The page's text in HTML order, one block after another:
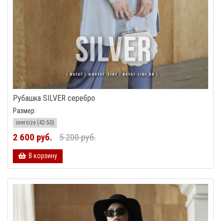
Рубашка SILVER серебро
Размер:
oversize (42-50)
2 600 руб. 5 200 руб.
В корзину